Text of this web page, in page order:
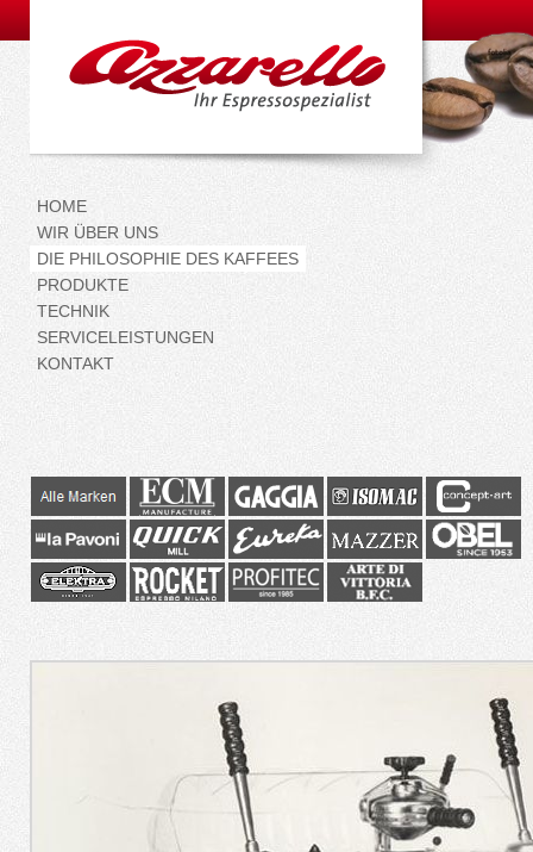
HOME
WIR ÜBER UNS
DIE PHILOSOPHIE DES KAFFEES
PRODUKTE
TECHNIK
SERVICELEISTUNGEN
KONTAKT